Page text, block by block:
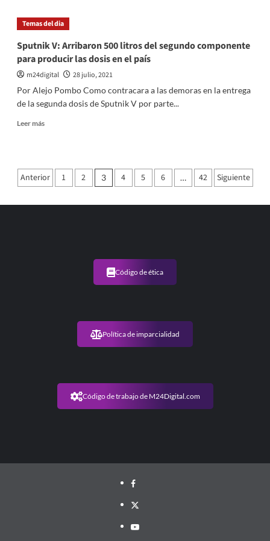
fue
dado
alta:
«Estoy
vivo,
un
privilegiado»
Temas del dia
Sputnik V: Arribaron 500 litros del segundo componente
para producir las dosis en el país
m24digital
28 julio, 2021
Por Alejo Pombo Como contracara a las demoras en la entrega
de la segunda dosis de Sputnik V por parte...
Leer másLeer
V:
Arribaron
Paginación
de
Anterior 1 2 3 4 5 6 … 42 Siguiente
Código de ética
Política de imparcialidad
Código de trabajo de M24Digital.com